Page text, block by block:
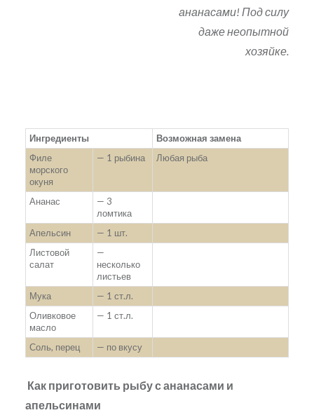
ананасами! Под силу
даже неопытной
хозяйке.
Ингредиенты
Возможная замена
Филе
морского
окуня
— 1 рыбина Любая рыба
Ананас
— 3
ломтика
Апельсин
— 1 шт.
Листовой
салат
—
несколько
листьев
Мука
— 1 ст.л.
Оливковое
масло
— 1 ст.л.
Соль, перец — по вкусу
Как приготовить рыбу с ананасами и
апельсинами